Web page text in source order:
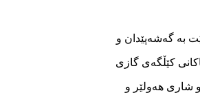
به‌ گه‌شه‌پێدان و
كێڵگه‌ی‌ گازی‌
شاری‌ هه‌ولێر و